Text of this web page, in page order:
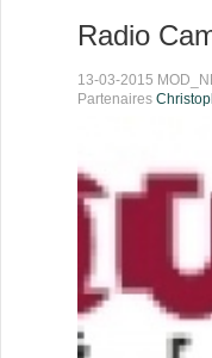
Radio
13-03-2015
Partenaires